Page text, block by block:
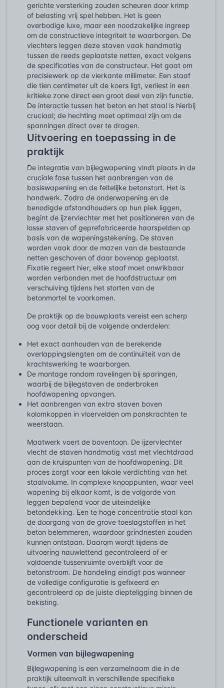
gerichte versterking zouden scheuren door krimp
of belasting vrij spel hebben. Het is geen
overbodige luxe, maar een noodzakelijke ingreep
om de constructieve integriteit te waarborgen. De
vlechters leggen deze staven vaak handmatig
tussen de reeds geplaatste netten, exact volgens
de specificaties van de constructeur. Het gaat om
precisiewerk op de vierkante millimeter. Een staaf
die tien centimeter uit de koers ligt, verliest in een
kritieke zone direct een groot deel van zijn functie.
De interactie tussen het beton en het staal is hierbij
cruciaal; de hechting moet optimaal zijn om de
spanningen direct over te dragen.
Uitvoering en toepassing in de
praktijk
De integratie van bijlegwapening vindt plaats in de
cruciale fase tussen het aanbrengen van de
basiswapening en de feitelijke betonstort. Het is
handwerk. Zodra de onderwapening en de
benodigde afstandhouders op hun plek liggen,
begint de ijzervlechter met het positioneren van de
losse staven of geprefabriceerde haarspelden op
basis van de wapeningstekening. De staven
worden vaak door de mazen van de bestaande
netten geschoven of daar bovenop geplaatst.
Fixatie regeert hier; elke staaf moet onwrikbaar
worden verbonden met de hoofdstructuur om
verschuiving tijdens het storten van de
betonmortel te voorkomen.
De praktijk op de bouwplaats vereist een scherp
oog voor detail bij de volgende onderdelen:
Het exact aanhouden van de berekende
overlappingslengten om de continuïteit van de
krachtswerking te waarborgen.
De montage rondom ravelingen bij sparingen,
waarbij de bijlegstaven de onderbroken
hoofdwapening opvangen.
Het aanbrengen van extra staven boven
kolomkoppen in vloervelden om ponskrachten te
weerstaan.
Maatwerk voert de boventoon. De ijzervlechter
vlecht de staven handmatig vast met vlechtdraad
aan de kruispunten van de hoofdwapening. Dit
proces zorgt voor een lokale verdichting van het
staalvolume. In complexe knooppunten, waar veel
wapening bij elkaar komt, is de volgorde van
leggen bepalend voor de uiteindelijke
betondekking. Een te hoge concentratie staal kan
de doorgang van de grove toeslagstoffen in het
beton belemmeren, waardoor grindnesten zouden
kunnen ontstaan. Daarom wordt tijdens de
uitvoering nauwlettend gecontroleerd of er
voldoende tussenruimte overblijft voor de
betonstroom. De handeling eindigt pas wanneer
de volledige configuratie is gefixeerd en
gecontroleerd op de juiste diepteligging binnen de
bekisting.
Functionele varianten en
onderscheid
Vormen van bijlegwapening
Bijlegwapening is een verzamelnaam die in de
praktijk uiteenvalt in verschillende specifieke